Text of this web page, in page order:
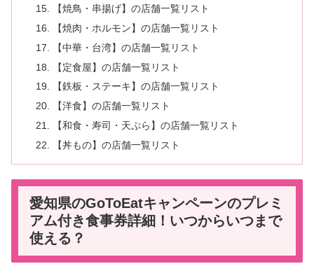
【焼鳥・串揚げ】の店舗一覧リスト
【焼肉・ホルモン】の店舗一覧リスト
【中華・台湾】の店舗一覧リスト
【定食屋】の店舗一覧リスト
【鉄板・ステーキ】の店舗一覧リスト
【洋食】の店舗一覧リスト
【和食・寿司・天ぷら】の店舗一覧リスト
【丼もの】の店舗一覧リスト
愛知県のGoToEatキャンペーンのプレミ
アム付き食事券詳細！いつからいつまで
使える？